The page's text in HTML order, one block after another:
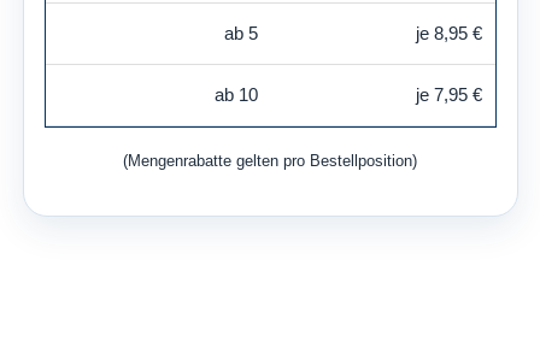
ab 5 je 8,95 €
ab 10 je 7,95 €
(Mengenrabatte gelten pro Bestellposition)